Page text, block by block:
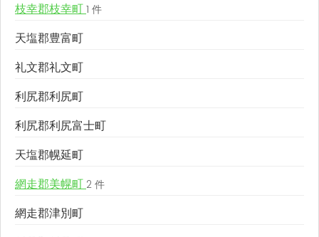
枝幸郡枝幸町 1 件
天塩郡豊富町
礼文郡礼文町
利尻郡利尻町
利尻郡利尻富士町
天塩郡幌延町
網走郡美幌町 2 件
網走郡津別町